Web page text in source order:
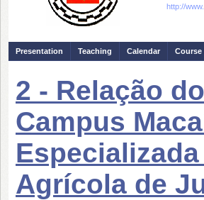
http://
Presentation Teaching Calendar Course
2 - Relação
Campus
Agrícola de